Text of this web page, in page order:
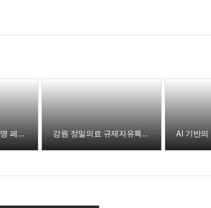
대한민국 4차 산업혁명 페스티벌 2022 강원 정밀의료 규제자유특구 현장 방문 - 더존강촌캠퍼스